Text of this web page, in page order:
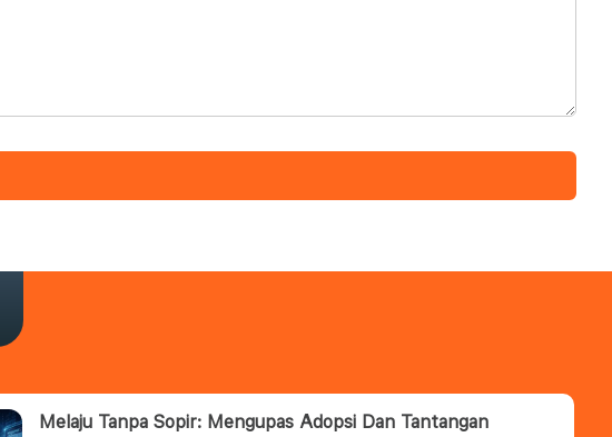
Melaju Tanpa Sopir: Mengupas Adopsi Dan Tantangan